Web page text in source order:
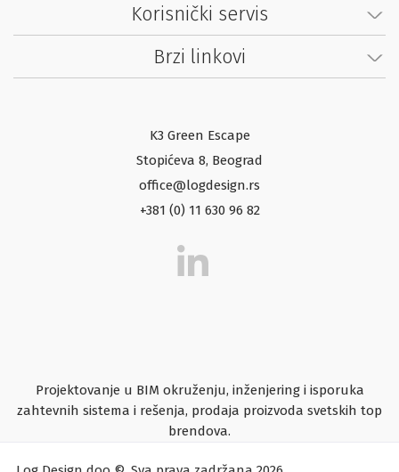
Korisnički servis
Brzi linkovi
K3 Green Escape
Stopićeva 8, Beograd
office@logdesign.rs
+381 (0) 11 630 96 82
Projektovanje u BIM okruženju, inženjering i isporuka
zahtevnih sistema i rešenja, prodaja proizvoda svetskih top
brendova.